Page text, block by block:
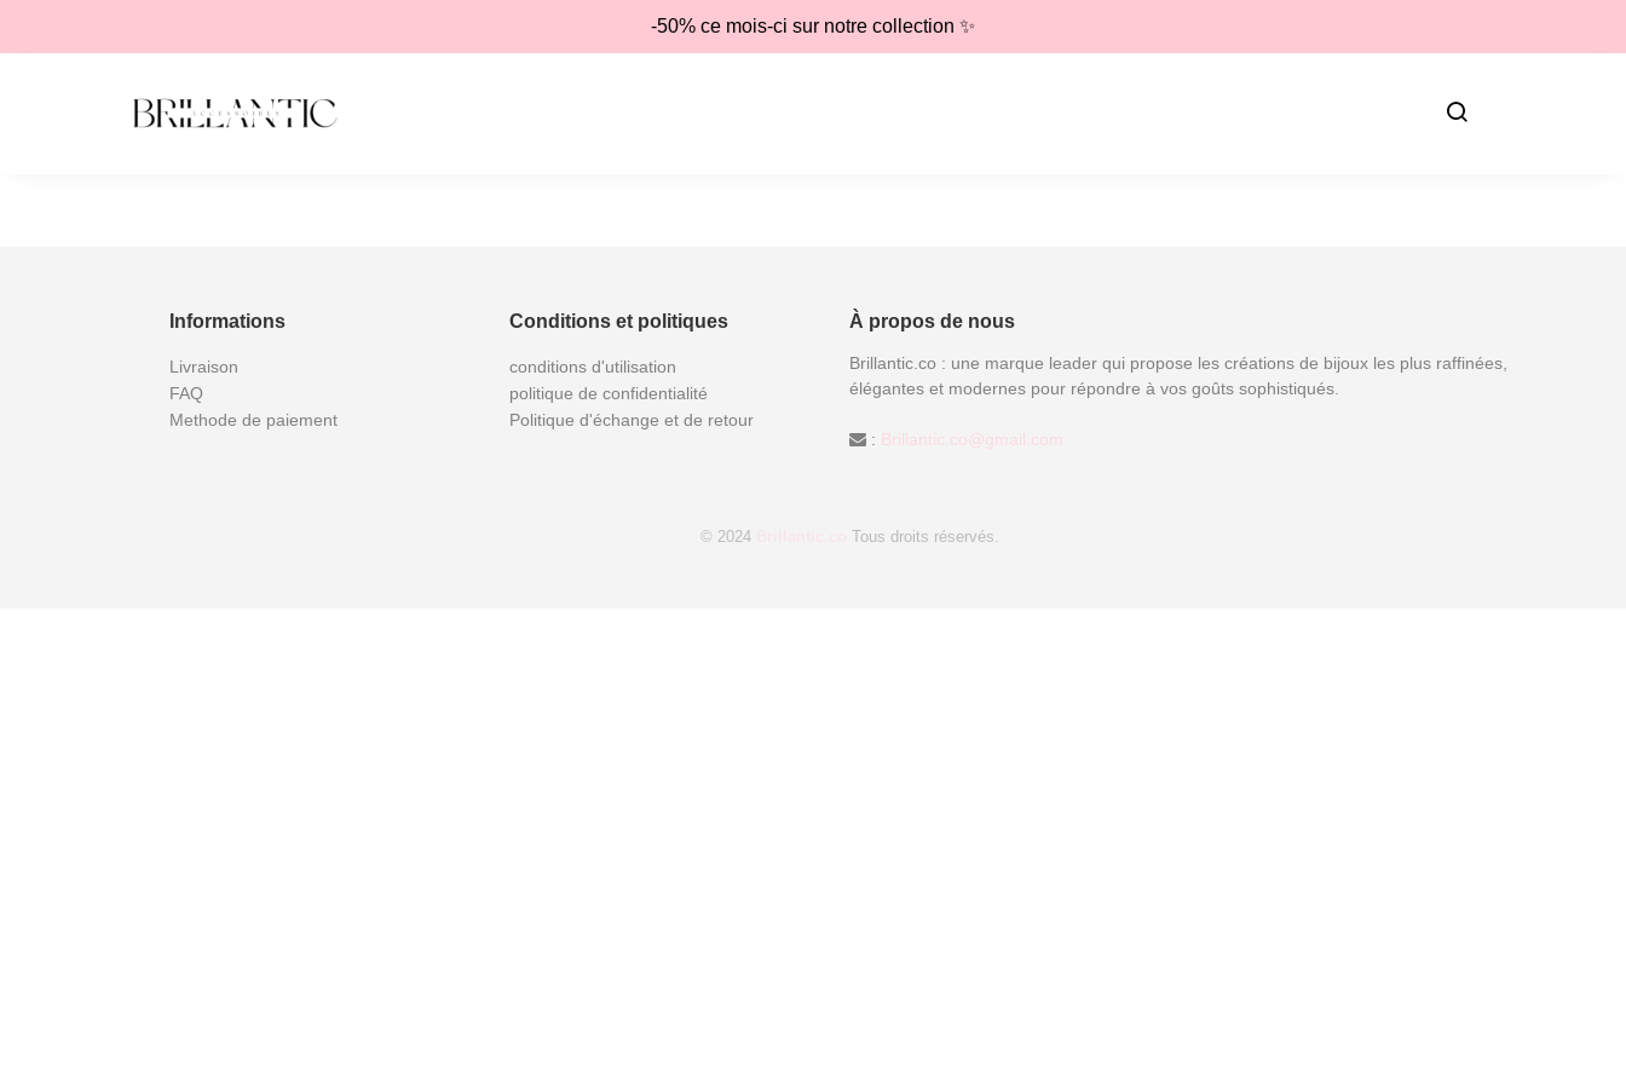
-50% ce mois-ci sur notre collection ✨
Informations
Livraison
FAQ
Methode de paiement
Conditions et politiques
conditions d'utilisation
politique de confidentialité
Politique d'échange et de retour
À propos de nous
Brillantic.co : une marque leader qui propose les créations de bijoux les plus raffinées,
élégantes et modernes pour répondre à vos goûts sophistiqués.
: Brillantic.co@gmail.com
© 2024 Tous droits réservés.